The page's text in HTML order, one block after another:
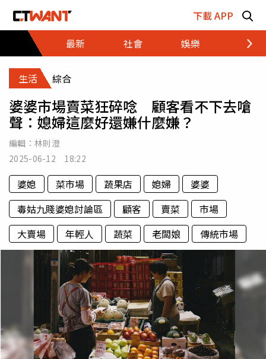
下載 APP
最新
社會 娛樂 財經
生活 綜合
婆婆市場賣菜狂碎唸 顧客看不下去嗆
聲：媳婦這麼好還嫌什麼嫌？
編輯： 林則澄
2025-06-12 18:22
婆媳 菜市場 蔬果店 媳婦
婆婆
毒姑九賤婆媳討論區
顧客 賣菜
市場
大賣場
年輕人 蔬菜 老闆娘 傳統市場